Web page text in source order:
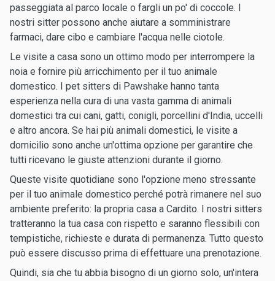
passeggiata al parco locale o fargli un po' di coccole. I
nostri sitter possono anche aiutare a somministrare
farmaci, dare cibo e cambiare l'acqua nelle ciotole.
Le visite a casa sono un ottimo modo per interrompere la
noia e fornire più arricchimento per il tuo animale
domestico. I pet sitters di Pawshake hanno tanta
esperienza nella cura di una vasta gamma di animali
domestici tra cui cani, gatti, conigli, porcellini d'India, uccelli
e altro ancora. Se hai più animali domestici, le visite a
domicilio sono anche un'ottima opzione per garantire che
tutti ricevano le giuste attenzioni durante il giorno.
Queste visite quotidiane sono l'opzione meno stressante
per il tuo animale domestico perché potrà rimanere nel suo
ambiente preferito: la propria casa a Cardito. I nostri sitters
tratteranno la tua casa con rispetto e saranno flessibili con
tempistiche, richieste e durata di permanenza. Tutto questo
può essere discusso prima di effettuare una prenotazione.
Quindi, sia che tu abbia bisogno di un giorno solo, un'intera